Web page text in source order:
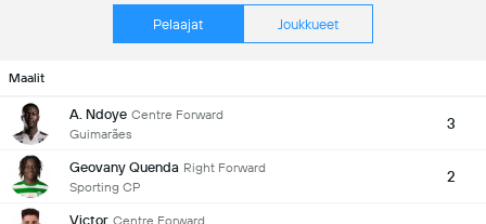
Pelaajat Joukkueet
Maalit
A. Ndoye Centre Forward
Guimarães
3
Geovany Quenda Right Forward
Sporting CP
2
Victor Centre Forward